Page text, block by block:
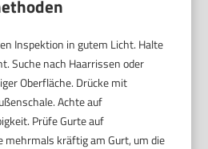
Inspektion in gutem Licht. Halte
Suche nach Haarrissen oder
Oberfläche. Drücke mit
Achte auf
Prüfe Gurte auf
mehrmals kräftig am Gurt, um die